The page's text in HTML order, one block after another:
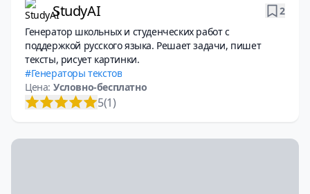
StudyAI
2
Генератор школьных и студенческих работ с
поддержкой русского языка. Решает задачи, пишет
тексты, рисует картинки.
Генераторы текстов
Цена: Условно-бесплатно
5(1)